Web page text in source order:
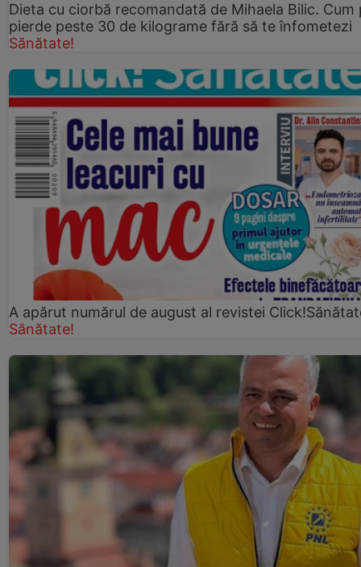
Dieta cu ciorbă recomandată de Mihaela Bilic. Cum
pierde peste 30 de kilograme fără să te înfometezi
Sănătate!
A apărut numărul de august al revistei
Sănătate!